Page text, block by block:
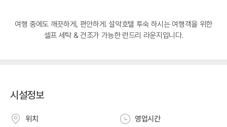
여행 중에도 깨끗하게, 편안하게. 설악호텔 투숙 하시는 여행객을 위한
셀프 세탁 & 건조가 가능한 런드리 라운지입니다.
시설정보
위치 영업시간